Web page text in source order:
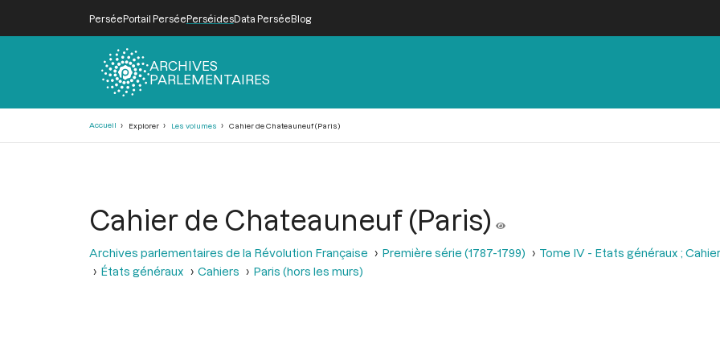
PerséePortail PerséePerséidesData PerséeBlog
ARCHIVES
PARLEMENTAIRES
Accueil Explorer Les volumes Cahier de Chateauneuf (Paris)
Cahier de Chateauneuf (Paris)
Archives parlementaires de la Révolution Française Première série (1787-1799)
Tome IV - Etats généraux ;
États généraux
Cahiers Paris (hors les murs)